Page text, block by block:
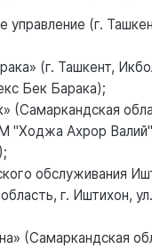
(г.
(г. Ташкент,
Бек Барака);
(Самаркандская
"Ходжа Ахрор Валий"
обслуживания
г. Иштихон,
(Самаркандская